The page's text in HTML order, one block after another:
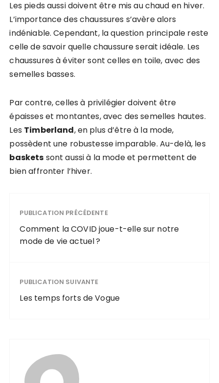
Les pieds aussi doivent être mis au chaud en hiver.
L’importance des chaussures s’avère alors
indéniable. Cependant, la question principale reste
celle de savoir quelle chaussure serait idéale. Les
chaussures à éviter sont celles en toile, avec des
semelles basses.
Par contre, celles à privilégier doivent être
épaisses et montantes, avec des semelles hautes.
Les Timberland, en plus d’être à la mode,
possèdent une robustesse imparable. Au-delà, les
baskets sont aussi à la mode et permettent de
bien affronter l’hiver.
PUBLICATION PRÉCÉDENTE
Comment la COVID joue-t-elle sur notre
mode de vie actuel ?
PUBLICATION SUIVANTE
Les temps forts de Vogue